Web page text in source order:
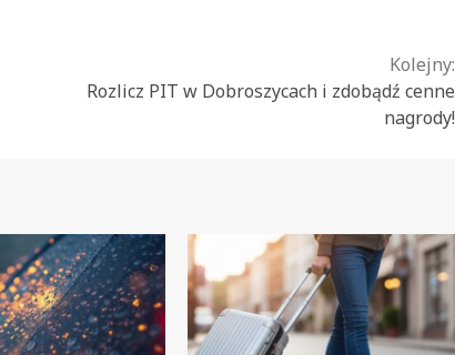
Kolejny:
Rozlicz PIT w Dobroszycach i zdobądź cenne
nagrody!